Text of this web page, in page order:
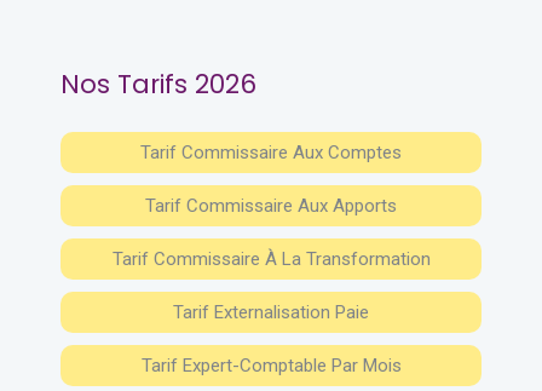
Nos Tarifs 2026
Tarif Commissaire Aux Comptes
Tarif Commissaire Aux Apports
Tarif Commissaire À La Transformation
Tarif Externalisation Paie
Tarif Expert-Comptable Par Mois